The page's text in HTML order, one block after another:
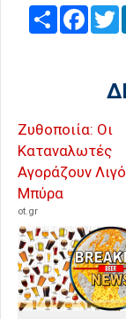
Share
Ζυθοποιία: Οι
Καταναλωτές
Αγοράζουν
Μπύρα
ot.gr